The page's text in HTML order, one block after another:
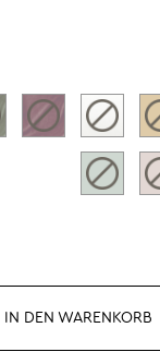
IN DEN WARENKORB